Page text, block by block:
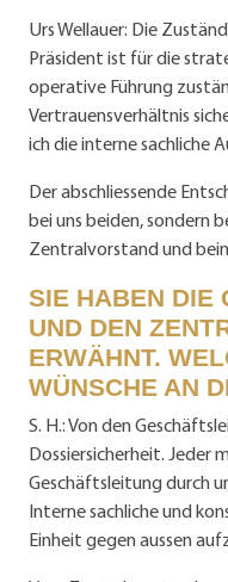
Urs Wellauer: Die
Präsident ist für die
operative Führung
Vertrauensverhältnis
ich die interne sachliche
Der abschliessende
bei uns beiden, sondern
Zentralvorstand und
SIE HABEN DIE
UND DEN
ERWÄHNT.
WÜNSCHE AN
S. H.: Von den
Dossiersicherheit. Jeder
Geschäftsleitung durch
Interne sachliche und
Einheit gegen aussen